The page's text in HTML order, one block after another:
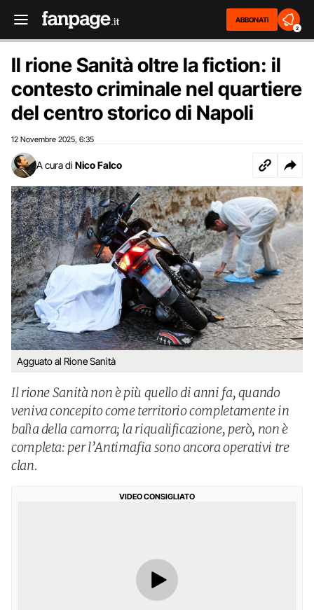
ABBONATI
2
Il rione Sanità oltre la fiction: il
contesto criminale nel quartiere
del centro storico di Napoli
12 Novembre 2025 6:35
A cura di Nico Falco
Agguato al Rione Sanità
Il rione Sanità non è più quello di anni fa, quando
veniva concepito come territorio completamente in
balìa della camorra; la riqualificazione, però, non è
completa: per l’Antimafia sono ancora operativi tre
clan.
VIDEO CONSIGLIATO